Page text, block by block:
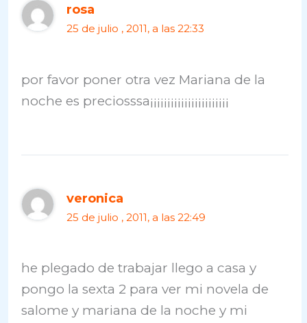
rosa
25 de julio , 2011, a las 22:33
por favor poner otra vez Mariana de la
noche es preciosssa¡¡¡¡¡¡¡¡¡¡¡¡¡¡¡¡¡¡¡¡¡¡¡
veronica
25 de julio , 2011, a las 22:49
he plegado de trabajar llego a casa y
pongo la sexta 2 para ver mi novela de
salome y mariana de la noche y mi